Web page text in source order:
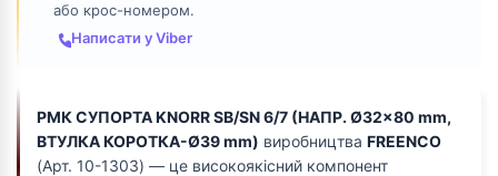
або крос-номером.
Написати у Viber
РМК СУПОРТА KNORR SB/SN 6/7 (НАПР. Ø32x80 mm,
ВТУЛКА КОРОТКА-Ø39 mm) виробництва FREENCO
(Арт. 10-1303) — це високоякісний компонент